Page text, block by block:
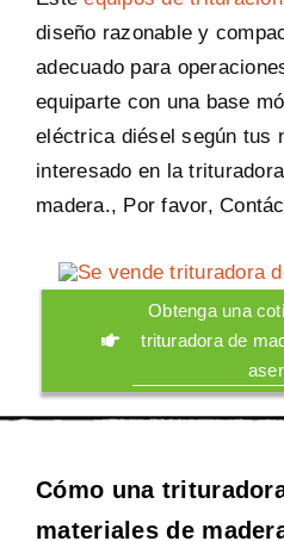
diseño razonable y
adecuado para
equiparte con una base
eléctrica diésel según tus
interesado en la
madera., Por favor,
Obtenga una
trituradora de
Cómo una
materiales de